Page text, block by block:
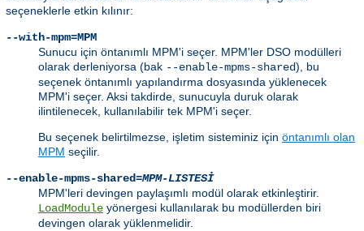
seçeneklerle etkin kılınır:
--with-mpm=MPM
Sunucu için öntanımlı MPM'i seçer. MPM'ler DSO modülleri
olarak derleniyorsa (bak --enable-mpms-shared), bu
seçenek öntanımlı yapılandırma dosyasında yüklenecek
MPM'i seçer. Aksi takdirde, sunucuyla duruk olarak
ilintilenecek, kullanılabilir tek MPM'i seçer.
Bu seçenek belirtilmezse, işletim sisteminiz için öntanımlı olan
MPM seçilir.
--enable-mpms-shared=MPM-LISTESİ
MPM'leri devingen paylaşımlı modül olarak etkinleştirir.
LoadModule yönergesi kullanılarak bu modüllerden biri
devingen olarak yüklenmelidir.